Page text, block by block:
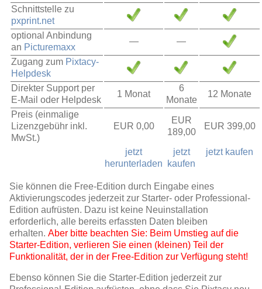
Schnittstelle zu
pxprint.net
optional Anbindung
an Picturemaxx
— —
Zugang zum Pixtacy-
Helpdesk
Direkter Support per
E-Mail oder Helpdesk
1 Monat
6
Monate
12 Monate
Preis (einmalige
Lizenzgebühr inkl.
MwSt.)
EUR 0,00
EUR
189,00
EUR 399,00
jetzt
herunterladen
jetzt
kaufen
jetzt kaufen
Sie können die Free-Edition durch Eingabe eines
Aktivierungscodes jederzeit zur Starter- oder Professional-
Edition aufrüsten. Dazu ist keine Neuinstallation
erforderlich, alle bereits erfassten Daten bleiben
erhalten. Aber bitte beachten Sie: Beim Umstieg auf die
Starter-Edition, verlieren Sie einen (kleinen) Teil der
Funktionalität, der in der Free-Edition zur Verfügung steht!
Ebenso können Sie die Starter-Edition jederzeit zur